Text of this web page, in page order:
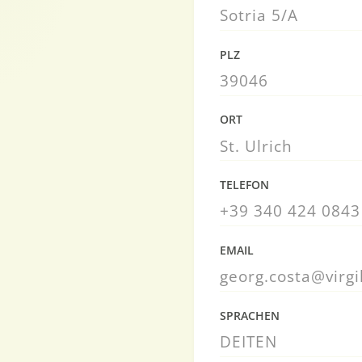
Sotria 5/A
PLZ
39046
ORT
St. Ulrich
TELEFON
+39 340 424 0843
EMAIL
SPRACHEN
DEITEN